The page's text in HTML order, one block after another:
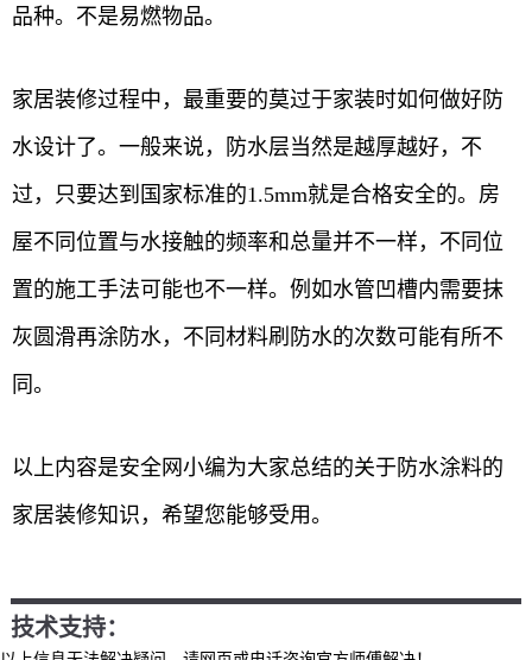
品种。不是易燃物品。
家居装修过程中，最重要的莫过于家装时如何做好防
水设计了。一般来说，防水层当然是越厚越好，不
过，只要达到国家标准的1.5mm就是合格安全的。房
屋不同位置与水接触的频率和总量并不一样，不同位
置的施工手法可能也不一样。例如水管凹槽内需要抹
灰圆滑再涂防水，不同材料刷防水的次数可能有所不
同。
以上内容是安全网小编为大家总结的关于防水涂料的
家居装修知识，希望您能够受用。
技术支持：